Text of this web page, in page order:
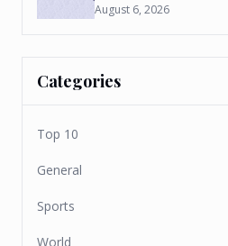
August 6, 2026
Categories
Top 10
General
Sports
World